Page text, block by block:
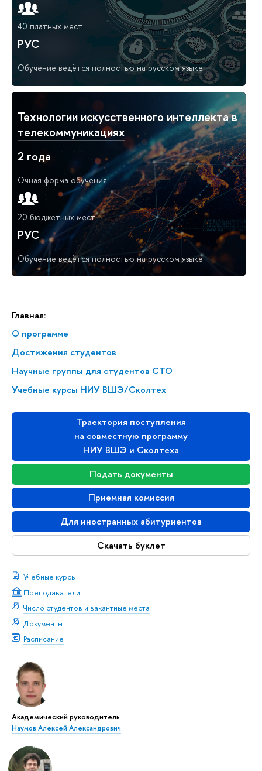
Главная:
О программе
Достижения студентов
Научные группы для студентов СТО
Учебные курсы НИУ ВШЭ/Сколтех
Траектория поступления
на совместную программу
НИУ ВШЭ и Сколтеха
Подать документы
Приемная комиссия
Для иностранных абитуриентов
Скачать буклет
Учебные курсы
Преподаватели
Число студентов и вакантные места
Документы
Расписание
Академический руководитель
Наумов Алексей Александрович
40 платных мест
РУС
Обучение ведётся полностью на русском языке
Технологии искусственного интеллекта в
телекоммуникациях
2 года
Очная форма обучения
20 бюджетных мест
РУС
Обучение ведётся полностью на русском языке